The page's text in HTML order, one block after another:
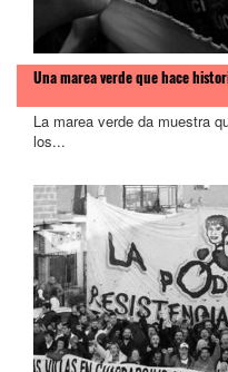
Una marea verde que hace
La marea verde da muestra
los...